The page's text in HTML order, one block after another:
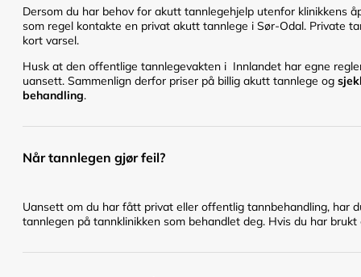
Dersom du har behov for akutt tannlegehjelp utenfor klinikkens
som regel kontakte en privat akutt tannlege i Sør-Odal. Private
kort varsel.
Husk at den offentlige tannlegevakten i Innlandet har egne
uansett. Sammenlign derfor priser på billig akutt tannlege og
behandling.
Når tannlegen gjør feil?
Uansett om du har fått privat eller offentlig tannbehandling, har
tannlegen på tannklinikken som behandlet deg. Hvis du har